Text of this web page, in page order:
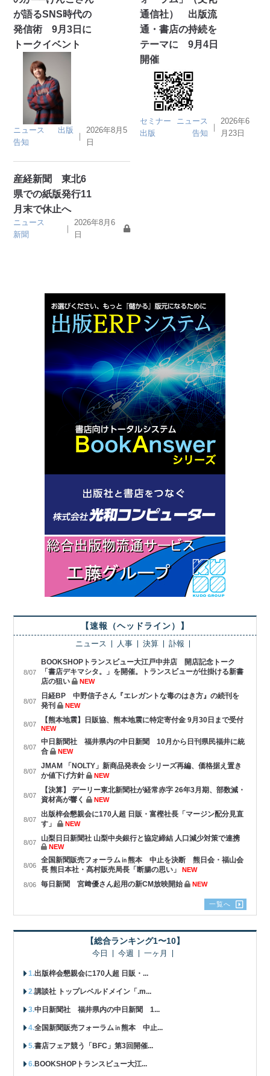
が語るSNS時代の
発信術 9月3日に
トークイベント
ニュース
出版
告知
｜
2026年8月5
日
通信社） 出版流
通・書店の持続を
テーマに 9月4日
開催
セミナー
ニュース
出版
告知
｜
2026年6
月23日
産経新聞 東北6
県での紙版発行11
月末で休止へ
ニュース
新聞
｜
2026年8月6
日
【速報（ヘッドライン）】
ニュース 人事 決算 訃報
8/07
BOOKSHOPトランスビュー大江戸中井店 開店記念トーク
「書店デキマシタ。」を開催。トランスビューが仕掛ける新書
店の狙い
NEW
8/07
日経BP 中野信子さん『エレガントな毒のはき方』の続刊を
発刊
NEW
8/07 【熊本地震】日販協、熊本地震に特定寄付金 9月30日まで受付
NEW
8/07
中日新聞社 福井県内の中日新聞 10月から日刊県民福井に統
合
NEW
8/07
JMAM 「NOLTY」新商品発表会 シリーズ再編、価格据え置き
か値下げ方針
NEW
8/07
【決算】 デーリー東北新聞社が経常赤字 26年3月期、部数減・
資材高が響く
NEW
8/07
出版梓会懇親会に170人超 日販・富樫社長「マージン配分見直
す」
NEW
8/07 山梨日日新聞社 山梨中央銀行と協定締結 人口減少対策で連携
NEW
8/06
全国新聞販売フォーラム㏌熊本 中止を決断 熊日会・福山会
長 熊日本社・髙村販売局長「断腸の思い」
NEW
8/06 毎日新聞 宮﨑優さん起用の新CM放映開始 NEW
一覧へ
【総合ランキング1〜10】
今日 今週 一ヶ月
出版梓会懇親会に170人超 日販・...
講談社 トップレベルドメイン「.m...
中日新聞社 福井県内の中日新聞 1...
全国新聞販売フォーラム㏌熊本 中止...
書店フェア競う「BFC」第3回開催...
BOOKSHOPトランスビュー大江...